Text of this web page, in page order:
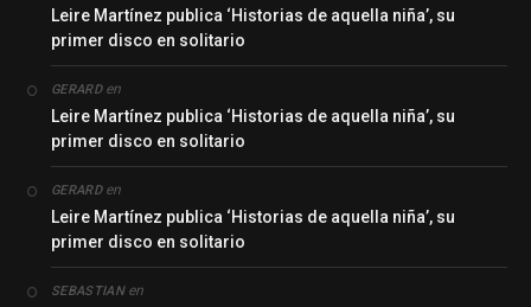
Leire Martínez publica ‘Historias de aquella niña’, su
primer disco en solitario
GERARDen
Leire Martínez publica ‘Historias de aquella niña’, su
primer disco en solitario
GERARDen
Leire Martínez publica ‘Historias de aquella niña’, su
primer disco en solitario
SEBASTIANen